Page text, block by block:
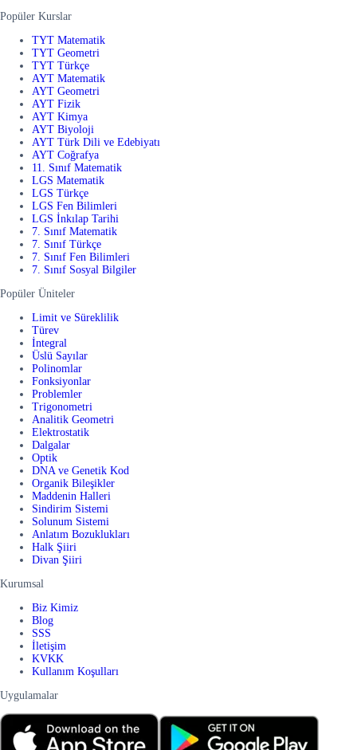
Popüler Kurslar
TYT Matematik
TYT Geometri
TYT Türkçe
AYT Matematik
AYT Geometri
AYT Fizik
AYT Kimya
AYT Biyoloji
AYT Türk Dili ve Edebiyatı
AYT Coğrafya
11. Sınıf Matematik
LGS Matematik
LGS Türkçe
LGS Fen Bilimleri
LGS İnkılap Tarihi
7. Sınıf Matematik
7. Sınıf Türkçe
7. Sınıf Fen Bilimleri
7. Sınıf Sosyal Bilgiler
Popüler Üniteler
Limit ve Süreklilik
Türev
İntegral
Üslü Sayılar
Polinomlar
Fonksiyonlar
Problemler
Trigonometri
Analitik Geometri
Elektrostatik
Dalgalar
Optik
DNA ve Genetik Kod
Organik Bileşikler
Maddenin Halleri
Sindirim Sistemi
Solunum Sistemi
Anlatım Bozuklukları
Halk Şiiri
Divan Şiiri
Kurumsal
Biz Kimiz
Blog
SSS
İletişim
KVKK
Kullanım Koşulları
Uygulamalar